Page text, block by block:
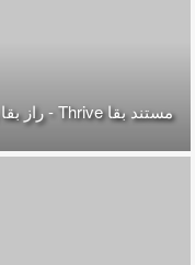
مستند بقا Thrive - راز بقا و تسلط مافیای قدرت در جهان